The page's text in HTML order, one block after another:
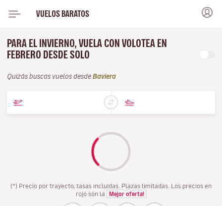
VUELOS BARATOS
PARA EL INVIERNO, VUELA CON VOLOTEA EN
FEBRERO DESDE SOLO
Quizás buscas vuelos desde Baviera
(*) Precio por trayecto, tasas incluidas. Plazas limitadas. Los precios en
rojo son la
Mejor oferta!